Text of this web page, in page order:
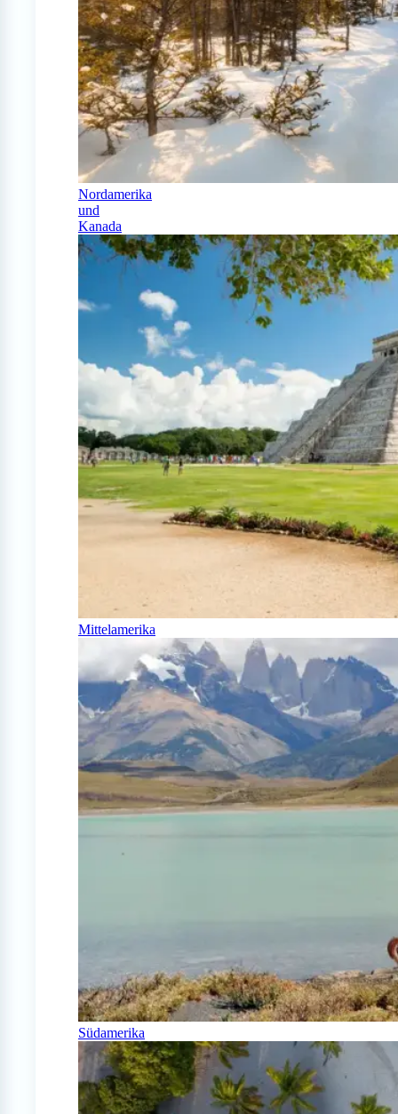
Nordamerika
und
Kanada
Mittelamerika
Südamerika